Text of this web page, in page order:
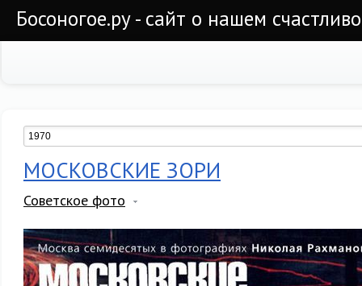
Босоногое.ру - сайт о нашем
МОСКОВСКИЕ ЗОРИ
Советское фото